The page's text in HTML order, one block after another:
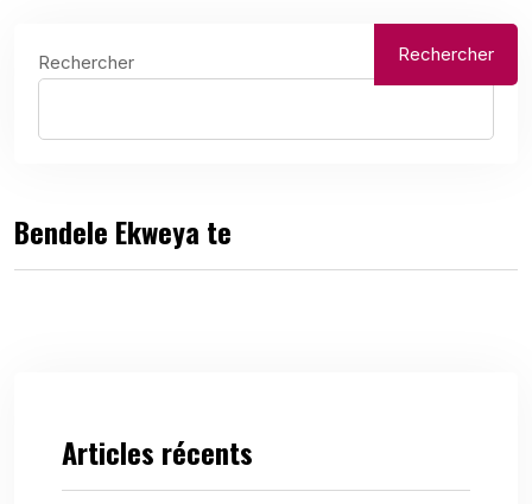
Rechercher Rechercher
Bendele Ekweya te
Articles récents